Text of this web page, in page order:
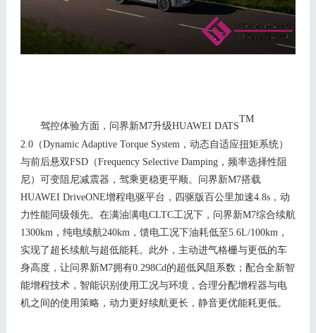
驾控体验方面，问界新M7升级HUAWEI DATS
TM
2.0（Dynamic Adaptive Torque System ，动态自适应扭矩系统）
与前后悬双FSD（Frequency Selective Damping，频率选择性阻
尼） 可变阻尼减震器 ，驾乘更稳更平顺。问界新M7搭载
HUAWEI DriveONE增程电驱平台， 四驱版百公里加速4.8s，动
力性能同级领先。在满油满电CLTC工况下，问界新M7综合续航
1300km ， 纯电续航240km ， 馈电工况下油耗低至5.6L/100km ，
实现了超长续航与超低能耗。 此外， 主动进气格栅与更低的车
身高度，让问界新M7拥有0.298Cd的超低风阻系数；配合全新智
能增程技术， 智能识别使用工况与环境，合理分配增程器与电
机之间的使用策略，动力更好续航更长， 静音更优能耗更低。